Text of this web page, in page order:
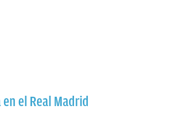
el Real Madrid